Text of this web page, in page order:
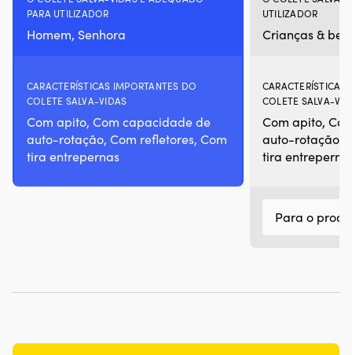
PARA UTILIZADOR
Homem, Senhora
UTILIZADOR
Crianças &
CARACTERÍSTICAS IMPORTANTES DO
COLETE SALVA-VIDAS
Com apito, Com capacidade de
auto-rotação, Com refletores, Com
tira entrepernas
CARACTERÍSTICAS
COLETE SALVA-
Com apito,
auto-rotação,
tira
Para o